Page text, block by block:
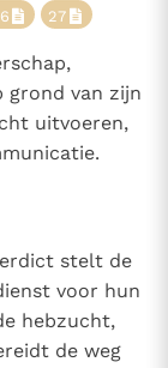
27
grond van zijn
uitvoeren,
stelt de
voor hun
hebzucht,
de weg